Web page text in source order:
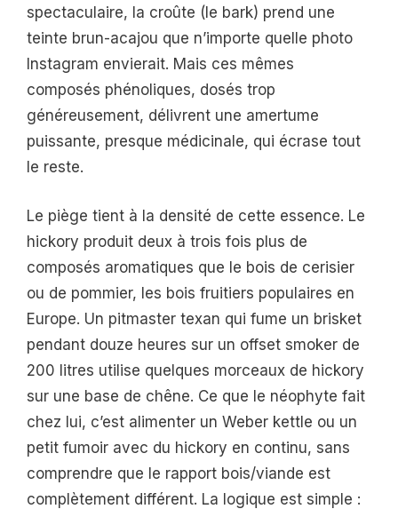
spectaculaire, la croûte (le bark) prend une
teinte brun-acajou que n’importe quelle photo
Instagram envierait. Mais ces mêmes
composés phénoliques, dosés trop
généreusement, délivrent une amertume
puissante, presque médicinale, qui écrase tout
le reste.
Le piège tient à la densité de cette essence. Le
hickory produit deux à trois fois plus de
composés aromatiques que le bois de cerisier
ou de pommier, les bois fruitiers populaires en
Europe. Un pitmaster texan qui fume un brisket
pendant douze heures sur un offset smoker de
200 litres utilise quelques morceaux de hickory
sur une base de chêne. Ce que le néophyte fait
chez lui, c’est alimenter un Weber kettle ou un
petit fumoir avec du hickory en continu, sans
comprendre que le rapport bois/viande est
complètement différent. La logique est simple :